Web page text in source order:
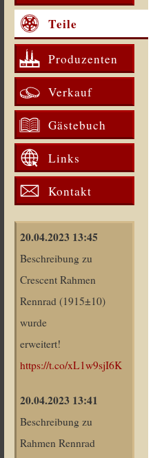
Teile
Produzenten
Verkauf
Gästebuch
Links
Kontakt
20.04.2023 13:45
Beschreibung zu
Crescent Rahmen
Rennrad (1915±10)
wurde
erweitert!
https://t.co/xL1w9sjI6K
20.04.2023 13:41
Beschreibung zu
Rahmen Rennrad